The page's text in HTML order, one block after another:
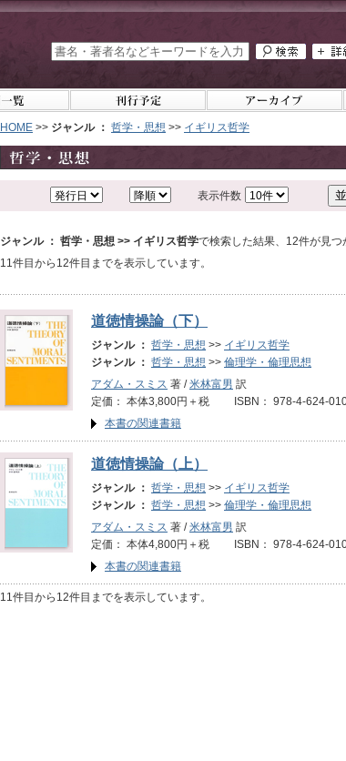
HOME >> ジャンル ： 哲学・思想 >> イギリス哲学
表示件数
ジャンル ： 哲学・思想 >> イギリス哲学で検索した結果、12件が見つ
11件目から12件目までを表示しています。
道徳情操論（下）
ジャンル ： 哲学・思想 >> イギリス哲学
ジャンル ： 哲学・思想 >> 倫理学・倫理思想
アダム・スミス 著 /米林富男 訳
定価： 本体3,800円＋税 ISBN： 978-4-624-
本書の関連書籍
道徳情操論（上）
ジャンル ： 哲学・思想 >> イギリス哲学
ジャンル ： 哲学・思想 >> 倫理学・倫理思想
アダム・スミス 著 /米林富男 訳
定価： 本体4,800円＋税 ISBN： 978-4-624-
本書の関連書籍
11件目から12件目までを表示しています。